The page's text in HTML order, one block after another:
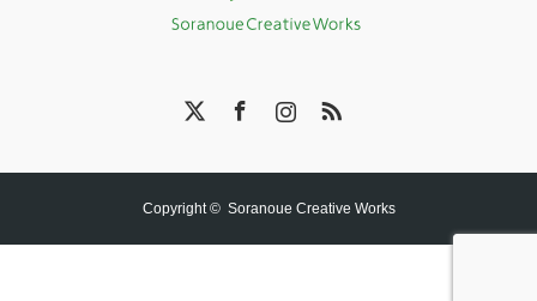
Copyright © Soranoue Creative Works